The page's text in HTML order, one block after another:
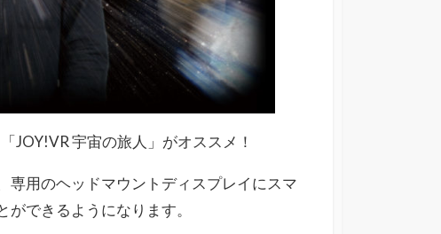
JOY!VR 宇宙の旅人」がオススメ！
専用のヘッドマウントディスプレイにスマ
できるようになります。